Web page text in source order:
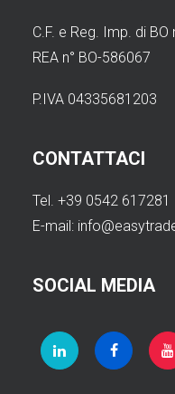
C.F. e Reg. Imp. di
REA n° BO-586067
P.IVA 04335681203
CONTATTACI
Tel. +39 0542 617281
E-mail:
SOCIAL MEDIA